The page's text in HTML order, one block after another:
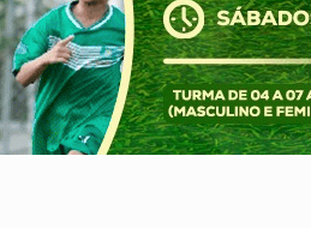
Em Itapuã do Oeste,
de Rondônia terá sábado (8) de
Após quase 30 anos de espera,
de Rondônia estreia na